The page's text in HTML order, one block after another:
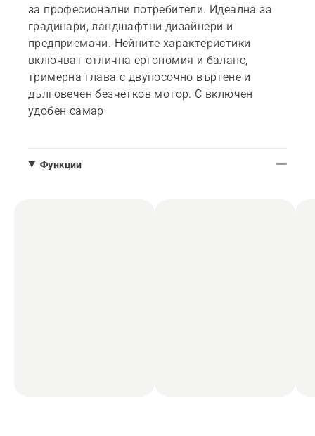
за професионални потребители. Идеална за
градинари, ландшафтни дизайнери и
предприемачи. Нейните характеристики
включват отлична ергономия и баланс,
тримерна глава с двупосочно въртене и
дълговечен безчетков мотор. С включен
удобен самар
Функции